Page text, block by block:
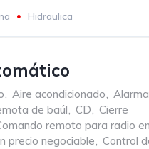
Hidraulica
, Aire acondicionado, Alarma
de baúl, CD, Cierre
remoto para radio en
precio negociable, Control